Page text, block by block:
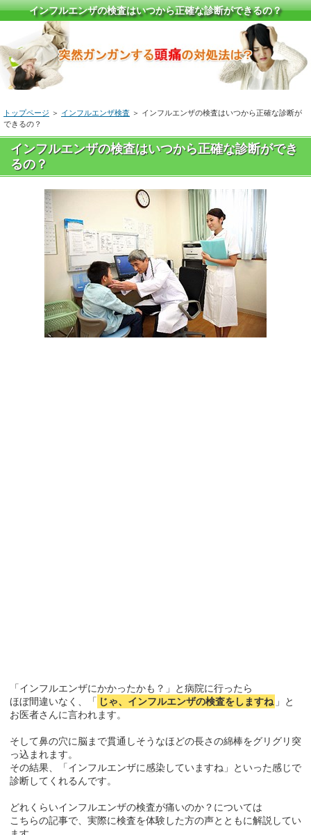
インフルエンザの検査はいつから正確な診断ができるの？
トップページ ＞ インフルエンザ検査 ＞ インフルエンザの検査はいつから正確な診断が
できるの？
インフルエンザの検査はいつから正確な診断ができ
るの？
「インフルエンザにかかったかも？」と病院に行ったら
ほぼ間違いなく、「 じゃ、インフルエンザの検査をしますね 」と
お医者さんに言われます。
そして鼻の穴に脳まで貫通しそうなほどの長さの綿棒をグリグリ突
っ込まれます。
その結果、「インフルエンザに感染していますね」といった感じで
診断してくれるんです。
どれくらいインフルエンザの検査が痛いのか？については
こちらの記事で、実際に検査を体験した方の声とともに解説してい